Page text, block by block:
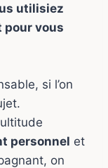
utilisiez
vous
si l’on
personnel et
on